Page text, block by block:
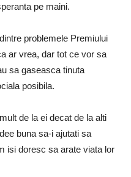
pe maini.
problemele Premiului
ar vrea, dar tot ce vor sa
sa gaseasca tinuta
posibila.
de la ei decat de la alti
buna sa-i ajutati sa
isi doresc sa arate viata lor